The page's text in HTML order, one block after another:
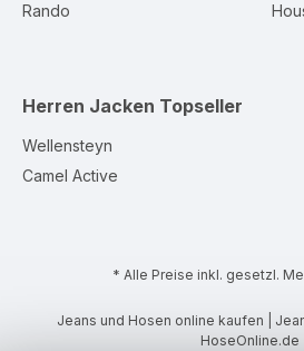
Rando
Herren Jacken Topseller
Wellensteyn
Camel Active
* Alle Preise inkl. gesetzl.
Jeans und Hosen online kaufen |
HoseOnline.de